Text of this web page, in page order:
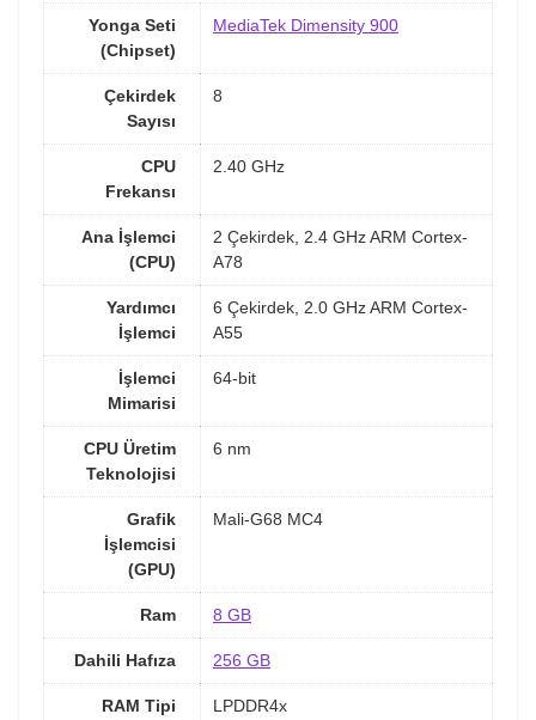
Yonga Seti
(Chipset)
MediaTek Dimensity 900
Çekirdek
Sayısı
8
CPU
Frekansı
2.40 GHz
Ana İşlemci
(CPU)
2 Çekirdek, 2.4 GHz ARM Cortex-
A78
Yardımcı
İşlemci
6 Çekirdek, 2.0 GHz ARM Cortex-
A55
İşlemci
Mimarisi
64-bit
CPU Üretim
Teknolojisi
6 nm
Grafik
İşlemcisi
(GPU)
Mali-G68 MC4
Ram 8 GB
Dahili Hafıza 256 GB
RAM Tipi LPDDR4x